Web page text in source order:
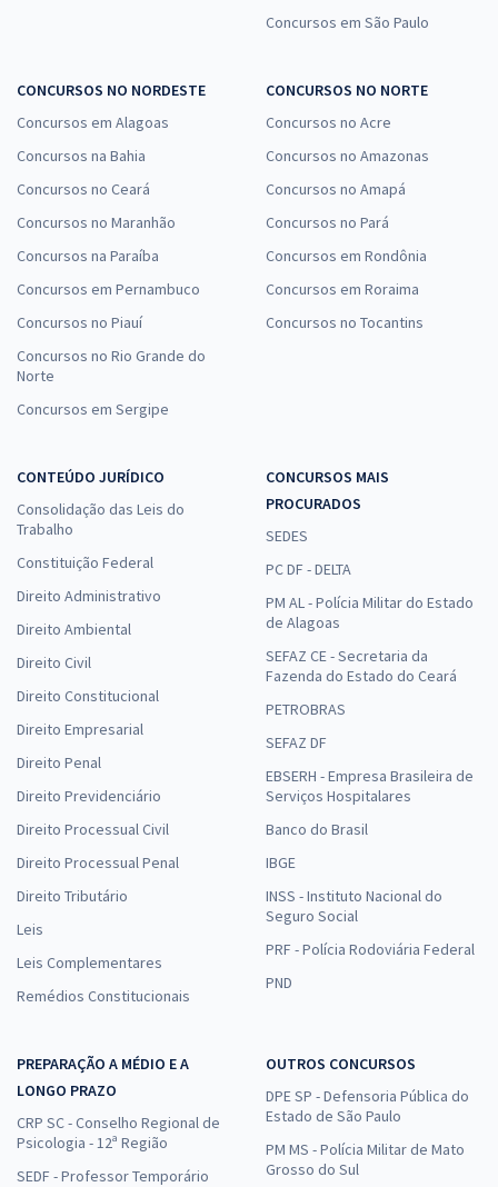
Concursos em São Paulo
CONCURSOS NO NORDESTE
Concursos em Alagoas
Concursos na Bahia
Concursos no Ceará
Concursos no Maranhão
Concursos na Paraíba
Concursos em Pernambuco
Concursos no Piauí
Concursos no Rio Grande do
Norte
Concursos em Sergipe
CONCURSOS NO NORTE
Concursos no Acre
Concursos no Amazonas
Concursos no Amapá
Concursos no Pará
Concursos em Rondônia
Concursos em Roraima
Concursos no Tocantins
CONTEÚDO JURÍDICO
Consolidação das Leis do
Trabalho
Constituição Federal
Direito Administrativo
Direito Ambiental
Direito Civil
Direito Constitucional
Direito Empresarial
Direito Penal
Direito Previdenciário
Direito Processual Civil
Direito Processual Penal
Direito Tributário
Leis
Leis Complementares
Remédios Constitucionais
CONCURSOS MAIS
PROCURADOS
SEDES
PC DF - DELTA
PM AL - Polícia Militar do Estado
de Alagoas
SEFAZ CE - Secretaria da
Fazenda do Estado do Ceará
PETROBRAS
SEFAZ DF
EBSERH - Empresa Brasileira de
Serviços Hospitalares
Banco do Brasil
IBGE
INSS - Instituto Nacional do
Seguro Social
PRF - Polícia Rodoviária Federal
PND
PREPARAÇÃO A MÉDIO E A
LONGO PRAZO
CRP SC - Conselho Regional de
Psicologia - 12ª Região
SEDF - Professor Temporário
OUTROS CONCURSOS
DPE SP - Defensoria Pública do
Estado de São Paulo
PM MS - Polícia Militar de Mato
Grosso do Sul